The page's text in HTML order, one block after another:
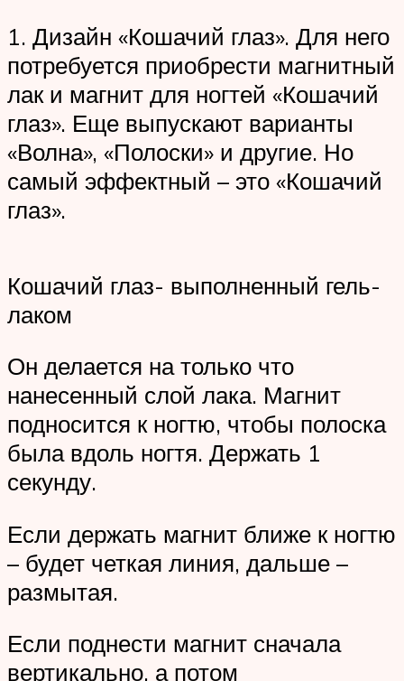
1. Дизайн «Кошачий глаз». Для него
потребуется приобрести магнитный
лак и магнит для ногтей «Кошачий
глаз». Еще выпускают варианты
«Волна», «Полоски» и другие. Но
самый эффектный – это «Кошачий
глаз».
Кошачий глаз- выполненный гель-
лаком
Он делается на только что
нанесенный слой лака. Магнит
подносится к ногтю, чтобы полоска
была вдоль ногтя. Держать 1
секунду.
Если держать магнит ближе к ногтю
– будет четкая линия, дальше –
размытая.
Если поднести магнит сначала
вертикально, а потом